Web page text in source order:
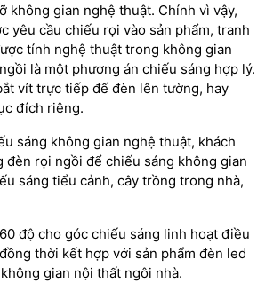
không gian nghệ thuật. Chính vì vậy,
yêu cầu chiếu rọi vào sản phẩm, tranh
tính nghệ thuật trong không gian
là một phương án chiếu sáng hợp lý.
vít trực tiếp đế đèn lên tường, hay
đích riêng.
sáng không gian nghệ thuật, khách
đèn rọi ngồi để chiếu sáng không gian
sáng tiểu cảnh, cây trồng trong nhà,
độ cho góc chiếu sáng linh hoạt điều
thời kết hợp với sản phẩm đèn led
gian nội thất ngôi nhà.